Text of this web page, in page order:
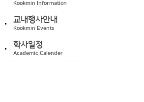
Kookmin Information
교내행사안내
Kookmin Events
학사일정
Academic Calender